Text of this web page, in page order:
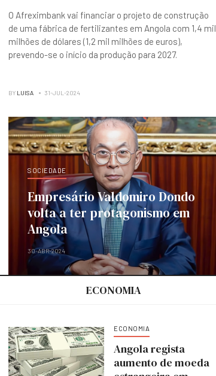
O Afreximbank vai financiar o projeto de construção
de uma fábrica de fertilizantes em Angola com 1,4 mil
milhões de dólares (1,2 mil milhões de euros),
prevendo-se o início da produção para 2027.
BY LUISA 31-JUL-2024
SOCIEDADE
Empresário Valdomiro Dondo
volta a ter protagonismo em
Angola
30-ABR-2024
ECONOMIA
ECONOMIA
Angola regista
aumento de moeda